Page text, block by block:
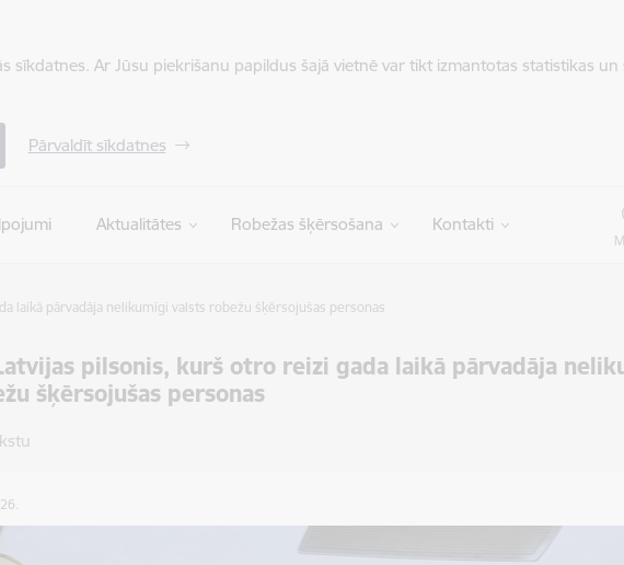
sīkdatnes. Ar Jūsu piekrišanu papildus šajā vietnē var tikt izmantotas statistikas
Pārvaldīt sīkdatnes
Aktualitātes Robežas šķērsošana Kontakti
laikā pārvadāja nelikumīgi valsts robežu šķērsojušas personas
pilsonis, kurš otro reizi gada laikā pārvadāja
šķērsojušas personas